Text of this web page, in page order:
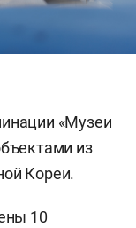
«Музеи
из
Кореи.
10